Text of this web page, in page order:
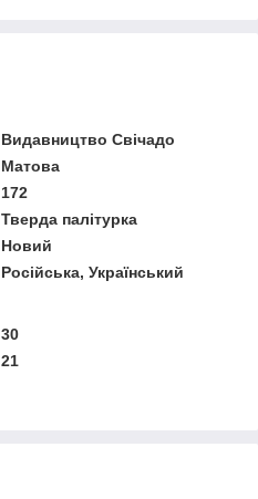
Видавництво Свічадо
Матова
172
Тверда палітурка
Новий
Російська, Український
30
21